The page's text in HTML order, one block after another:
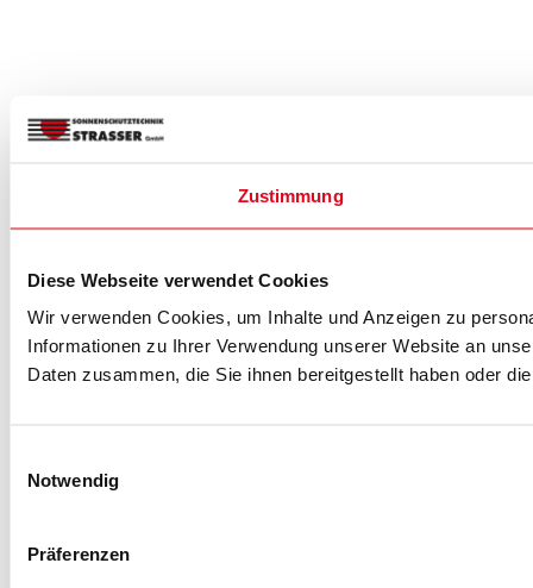
Zustimmung
Diese Webseite verwendet Cookies
Wir verwenden Cookies, um Inhalte und Anzeigen zu
Informationen zu Ihrer Verwendung unserer Website an
Daten zusammen, die Sie ihnen bereitgestellt haben oder
Notwendig
Präferenzen